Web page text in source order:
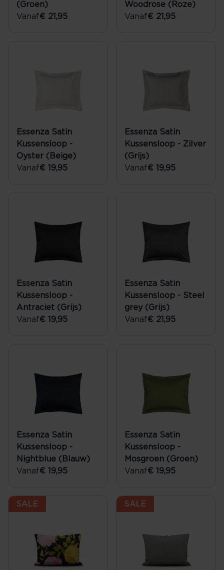
(Groen)
Vanaf€ 21,95
Woodrose (Roze)
Vanaf€ 21,95
Essenza Satin
Kussensloop -
Oyster (Beige)
Vanaf€ 19,95
Essenza Satin
Kussensloop - Zilver
(Grijs)
Vanaf€ 19,95
Essenza Satin
Kussensloop -
Antraciet (Grijs)
Vanaf€ 19,95
Essenza Satin
Kussensloop - Steel
grey (Grijs)
Vanaf€ 21,95
Essenza Satin
Kussensloop -
Nightblue (Blauw)
Vanaf€ 19,95
Essenza Satin
Kussensloop -
Mosgroen (Groen)
Vanaf€ 19,95
SALE SALE